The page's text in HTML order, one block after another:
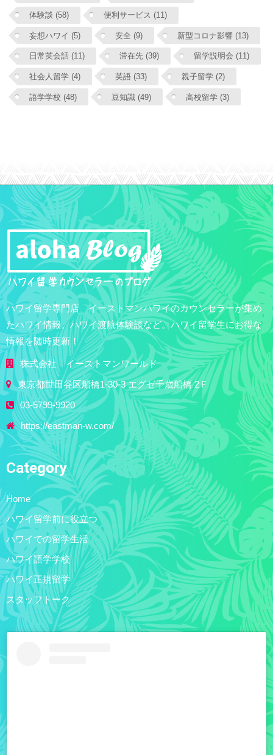
体験談 (58) 便利サービス (11)
妄想ハワイ (5) 安全 (9) 新型コロナ影響 (13)
日常英会話 (11) 滞在先 (39) 留学説明会 (11)
社会人留学 (4) 英語 (33) 親子留学 (2)
語学学校 (48) 豆知識 (49) 高校留学 (3)
ハワイ留学専門店 イーストマンハワイのカウンセラーが集め
たハワイ情報。ハワイ渡航体験談など。ハワイ留学生にお得な
情報を随時更新！
株式会社 イーストマンワールド
東京都世田谷区船橋1-30-3 エグゼ千歳船橋 2Ｆ
03-5799-9920
https://eastman-w.com/
Category
Home
ハワイ留学前に役立つ
ハワイでの留学生活
ハワイ語学学校
ハワイ正規留学
スタッフトーク